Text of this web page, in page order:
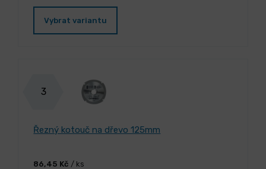
Vybrat variantu
3
Řezný kotouč na dřevo 125mm
86,45 Kč / ks